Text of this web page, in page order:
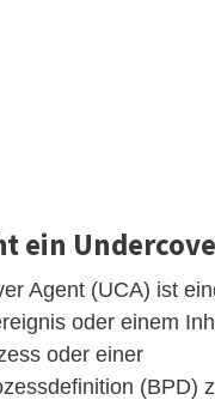
ein
Agent (UCA) ist
oder einem
oder einer
(BPD)